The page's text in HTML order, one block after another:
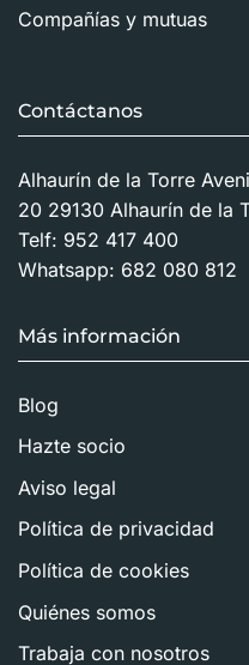
Compañías y mutuas
Contáctanos
Alhaurín de la Torre
20 29130 Alhaurín de la
Telf: 952 417 400
Whatsapp: 682 080 812
Más información
Blog
Hazte socio
Aviso legal
Política de privacidad
Política de cookies
Quiénes somos
Trabaja con nosotros